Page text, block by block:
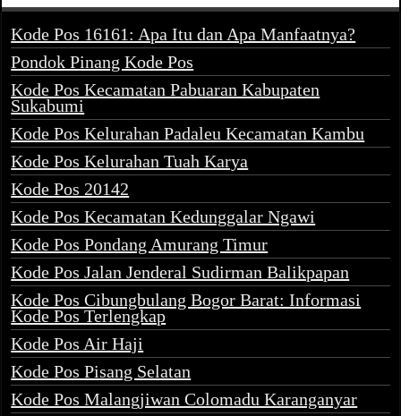
Kode Pos 16161: Apa Itu dan Apa Manfaatnya?
Pondok Pinang Kode Pos
Kode Pos Kecamatan Pabuaran Kabupaten
Sukabumi
Kode Pos Kelurahan Padaleu Kecamatan Kambu
Kode Pos Kelurahan Tuah Karya
Kode Pos 20142
Kode Pos Kecamatan Kedunggalar Ngawi
Kode Pos Pondang Amurang Timur
Kode Pos Jalan Jenderal Sudirman Balikpapan
Kode Pos Cibungbulang Bogor Barat: Informasi
Kode Pos Terlengkap
Kode Pos Air Haji
Kode Pos Pisang Selatan
Kode Pos Malangjiwan Colomadu Karanganyar